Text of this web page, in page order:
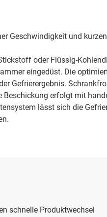
Geschwindigkeit und
oder Flüssig-
eingedüst. Die
Gefrierergebnis.
erfolgt mit
lässt sich die
schnelle Produktwechsel